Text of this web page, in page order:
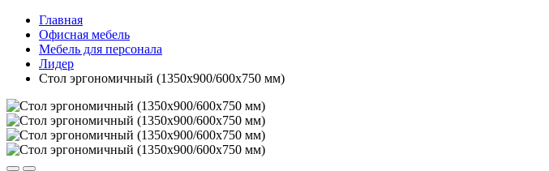
Главная
Офисная мебель
Мебель для персонала
Лидер
Стол эргономичный (1350х900/600х750 мм)